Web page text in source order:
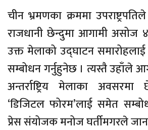
चीन भ्रमणका क्रममा
राजधानी छेन्दुमा आगामी
उक्त मेलाको उद्घाटन
सम्बोधन गर्नुहुनेछ । त्यस्तै उहाँले
अन्तर्राष्ट्रिय मेलाका
‘डिजिटल फोरम’लाई समेत
प्रेस संयोजक मनोज घर्तीमगरले